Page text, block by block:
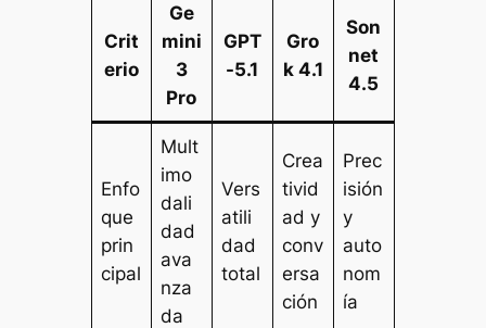
Crit
erio
Ge
mini
3
Pro
GPT
-5.1
Gro
k 4.1
Son
net
4.5
Enfo
que
prin
cipal
Mult
imo
dali
dad
ava
nza
da
Vers
atili
dad
total
Crea
tivid
ad y
conv
ersa
ción
Prec
isión
y
auto
nom
ía